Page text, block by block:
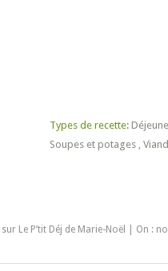
Types de recette:
Soupes et potages ,
sur Le P’tit Déj de Marie-Noël
On :